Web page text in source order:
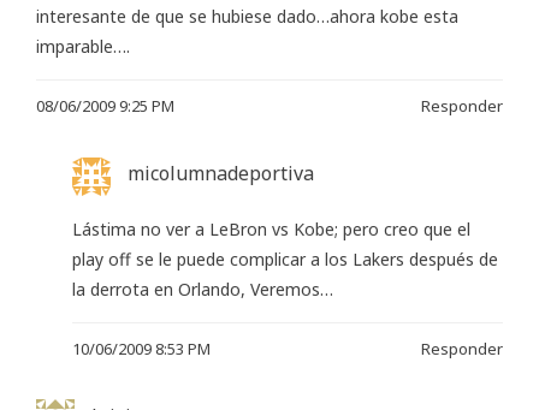
interesante de que se hubiese dado…ahora kobe esta
imparable….
08/06/2009 9:25 PM Responder
micolumnadeportiva
Lástima no ver a LeBron vs Kobe; pero creo que el
play off se le puede complicar a los Lakers después de
la derrota en Orlando, Veremos…
10/06/2009 8:53 PM Responder